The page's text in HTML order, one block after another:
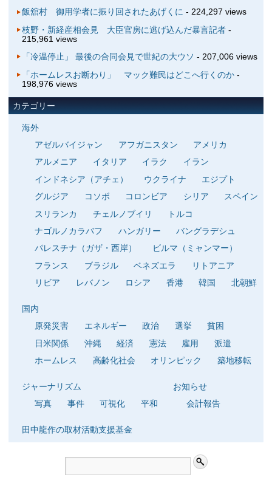
飯舘村 御用学者に振り回されたあげくに - 224,297 views
枝野・新経産相会見 大臣官房に逃げ込んだ暴言記者-
215,961 views
「冷温停止」 最後の合同会見で世紀の大ウソ - 207,006 views
「ホームレスお断わり」 マック難民はどこへ行くのか-
198,976 views
カテゴリー
海外
アゼルバイジャン
アフガニスタン
アメリカ
アルメニア
イタリア イラク
イラン
インドネシア（アチェ）
ウクライナ
エジプト
グルジア
コソボ コロンビア シリア
スペイン
スリランカ
チェルノブイリ
トルコ
ナゴルノカラバフ
ハンガリー
バングラデシュ
パレスチナ（ガザ・西岸）
ビルマ（ミャンマー）
フランス
ブラジル ベネズエラ
リトアニア
リビア
レバノン ロシア 香港 韓国 北朝鮮
国内
原発災害
エネルギー 政治 選挙
貧困
日米関係
沖縄 経済 憲法 雇用
派遣
ホームレス
高齢化社会 オリンピック 築地移転
ジャーナリズム
写真
事件 可視化 平和
お知らせ
会計報告
田中龍作の取材活動支援基金